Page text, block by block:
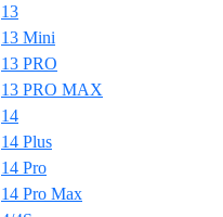
13
13 Mini
13 PRO
13 PRO MAX
14
14 Plus
14 Pro
14 Pro Max